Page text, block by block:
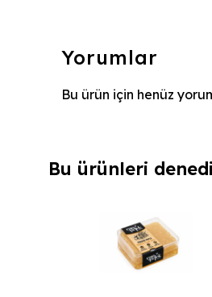
Yorumlar
Bu ürün için henüz
Bu ürünleri